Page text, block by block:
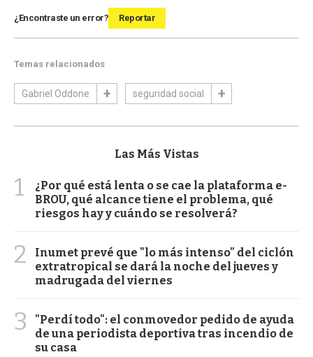
¿Encontraste un error? Reportar
Temas relacionados
Gabriel Oddone seguridad social
Las Más Vistas
1
¿Por qué está lenta o se cae la plataforma e-
BROU, qué alcance tiene el problema, qué
riesgos hay y cuándo se resolverá?
2
Inumet prevé que "lo más intenso" del ciclón
extratropical se dará la noche del jueves y
madrugada del viernes
3
"Perdí todo": el conmovedor pedido de ayuda
de una periodista deportiva tras incendio de
su casa